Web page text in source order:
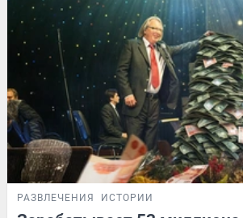
РАЗВЛЕЧЕНИЯ ИСТОРИИ